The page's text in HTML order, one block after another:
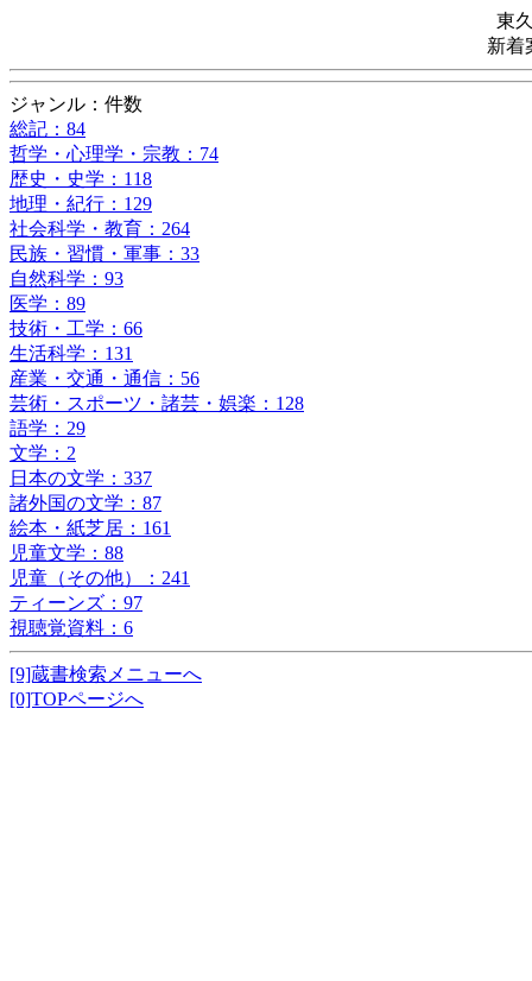
東
新着
ジャンル：件数
総記：84
哲学・心理学・宗教：74
歴史・史学：118
地理・紀行：129
社会科学・教育：264
民族・習慣・軍事：33
自然科学：93
医学：89
技術・工学：66
生活科学：131
産業・交通・通信：56
芸術・スポーツ・諸芸・娯楽：128
語学：29
文学：2
日本の文学：337
諸外国の文学：87
絵本・紙芝居：161
児童文学：88
児童（その他）：241
ティーンズ：97
視聴覚資料：6
[9]蔵書検索メニューへ
[0]TOPページへ